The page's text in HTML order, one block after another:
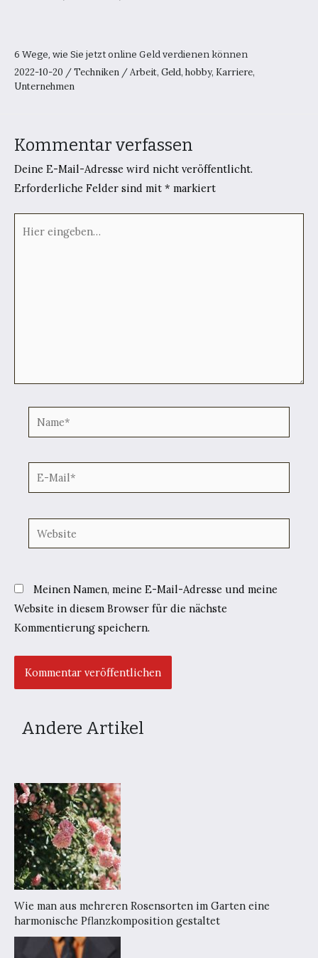
6 Wege, wie Sie jetzt online Geld verdienen können
2022-10-20 /Techniken /Arbeit, Geld, hobby, Karriere,
Unternehmen
Kommentar verfassen
Deine E-Mail-Adresse wird nicht veröffentlicht.
Erforderliche Felder sind mit * markiert
eingeben…
Name*
E-
Mail*
Website
Meinen Namen, meine E-Mail-Adresse und meine
Website in diesem Browser für die nächste
Kommentierung speichern.
Andere Artikel
Wie man aus mehreren Rosensorten im Garten eine
harmonische Pflanzkomposition gestaltet